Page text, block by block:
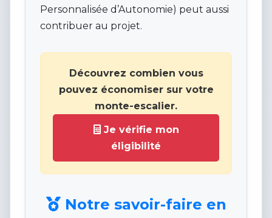
Personnalisée d’Autonomie) peut aussi
contribuer au projet.
Découvrez combien vous
pouvez économiser sur votre
monte-escalier.
Je vérifie mon
éligibilité
Notre savoir-faire en